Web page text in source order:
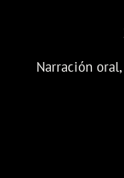
Narración